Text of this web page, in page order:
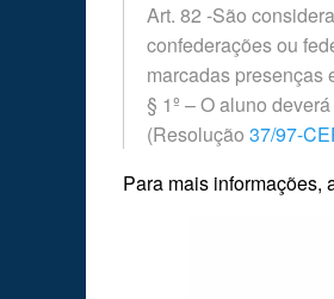
Art. 82 -São
confederações ou
marcadas presenças
§ 1º – O aluno
(Resolução 37/97-
Para mais informações,